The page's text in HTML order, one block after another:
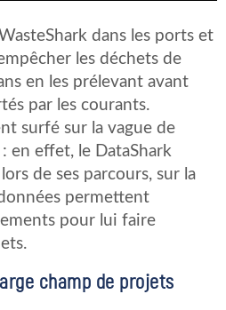
dans les ports et
les déchets de
en les prélevant avant
par les courants.
surfé sur la vague de
en effet, le DataShark
de ses parcours, sur la
permettent
pour lui faire
champ de projets